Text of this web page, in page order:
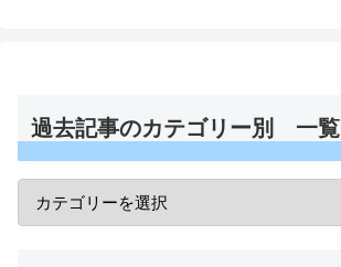
過去記事のカテゴリー別 一覧